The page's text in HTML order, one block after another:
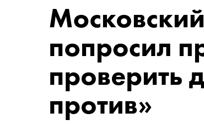
попросил
проверить
против»